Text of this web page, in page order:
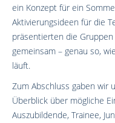
ein Konzept für ein
Aktivierungsideen für die
präsentierten die
gemeinsam – genau so,
läuft.
Zum Abschluss gaben wir
Überblick über mögliche
Auszubildende, Trainee,